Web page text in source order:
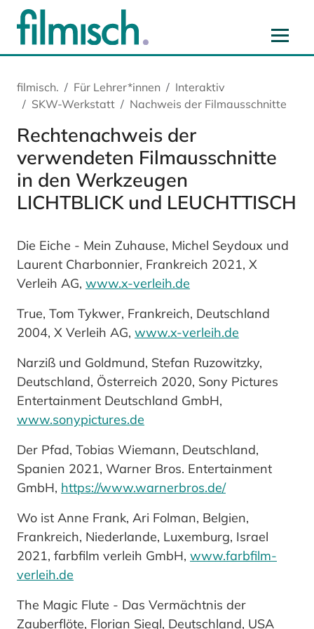
Hauptinhalt springen
Hauptnavigation springen
Cookie-Einstellungen springen
Startseite springen
filmisch. Für Lehrer*innen
Interaktiv
SKW-Werkstatt
Nachweis der Filmausschnitte
Rechtenachweis der
verwendeten Filmausschnitte
in den Werkzeugen
LICHTBLICK und LEUCHTTISCH
Die Eiche - Mein Zuhause, Michel Seydoux und
Laurent Charbonnier, Frankreich 2021, X
Verleih AG, www.x-verleih.de
True, Tom Tykwer, Frankreich, Deutschland
2004, X Verleih AG, www.x-verleih.de
Narziß und Goldmund, Stefan Ruzowitzky,
Deutschland, Österreich 2020, Sony Pictures
Entertainment Deutschland GmbH,
www.sonypictures.de
Der Pfad, Tobias Wiemann, Deutschland,
Spanien 2021, Warner Bros. Entertainment
GmbH, https://www.warnerbros.de/
Wo ist Anne Frank, Ari Folman, Belgien,
Frankreich, Niederlande, Luxemburg, Israel
2021, farbfilm verleih GmbH, www.farbfilm-
verleih.de
The Magic Flute - Das Vermächtnis der
Zauberflöte, Florian Siegl, Deutschland, USA